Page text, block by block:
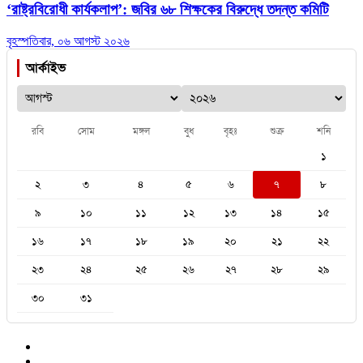
‘রাষ্ট্রবিরোধী কার্যকলাপ’: জবির ৬৮ শিক্ষকের বিরুদ্ধে তদন্ত কমিটি
বৃহস্পতিবার, ০৬ আগস্ট ২০২৬
আর্কাইভ
রবি সোম মঙ্গল বুধ বৃহঃ শুক্র শনি
১
২
৩ ৪ ৫ ৬ ৭
৮
৯
১০ ১১ ১২ ১৩ ১৪
১৫
১৬
১৭ ১৮ ১৯ ২০ ২১
২২
২৩
২৪ ২৫ ২৬ ২৭ ২৮
২৯
৩০
৩১